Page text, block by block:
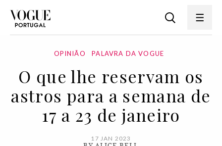
OPINIÃO PALAVRA DA VOGUE
O que lhe reservam os
astros para a semana de
17 a 23 de janeiro
17 JAN 2023